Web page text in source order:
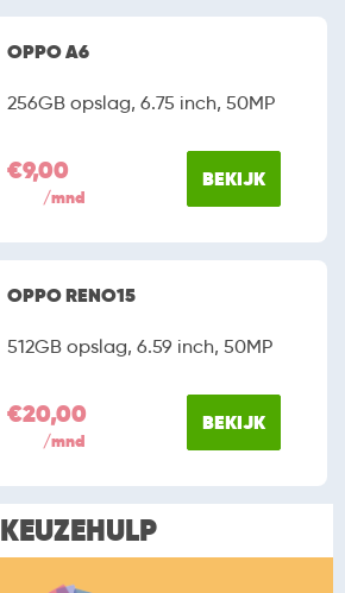
OPPO A6
256GB opslag, 6.75 inch, 50MP
€9,00
/mnd
BEKIJK
OPPO RENO15
512GB opslag, 6.59 inch, 50MP
€20,00
/mnd
BEKIJK
KEUZEHULP